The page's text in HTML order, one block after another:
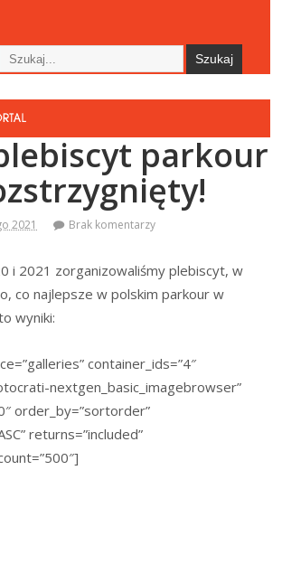
parkour
2021 Brak komentarzy
i 2021 zorganizowaliśmy plebiscyt, w
co najlepsze w polskim parkour w
wyniki:
container_ids=”4″
nextgen_basic_imagebrowser”
order_by=”sortorder”
returns=”included”